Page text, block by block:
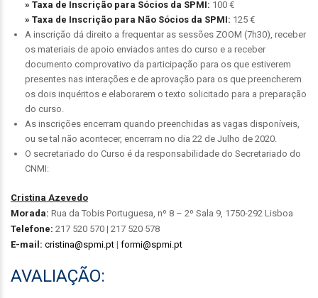
» Taxa de Inscrição para Sócios da SPMI: 100 €
» Taxa de Inscrição para Não Sócios da SPMI: 125 €
A inscrição dá direito a frequentar as sessões ZOOM (7h30), receber
os materiais de apoio enviados antes do curso e a receber
documento comprovativo da participação para os que estiverem
presentes nas interações e de aprovação para os que preencherem
os dois inquéritos e elaborarem o texto solicitado para a preparação
do curso.
As inscrições encerram quando preenchidas as vagas disponíveis,
ou se tal não acontecer, encerram no dia 22 de Julho de 2020.
O secretariado do Curso é da responsabilidade do Secretariado do
CNMI:
Cristina Azevedo
Morada: Rua da Tobis Portuguesa, nº 8 – 2º Sala 9, 1750-292 Lisboa
Telefone: 217 520 570 | 217 520 578
E-mail: cristina@spmi.pt | formi@spmi.pt
AVALIAÇÃO: